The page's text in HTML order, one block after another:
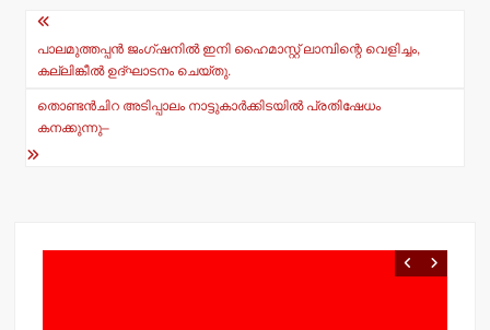
p
p
o
o
Post
navigation
പാലമുത്തപ്പന്‍ ജംഗ്ഷനില്‍ ഇനി ഹൈമാസ്റ്റ് ലാമ്പിന്റെ വെളിച്ചം,
കല്ലിങ്കീല്‍ ഉദ്ഘാടനം ചെയ്തു.
തൊണ്ടന്‍ചിറ അടിപ്പാലം നാട്ടുകാര്‍ക്കിടയില്‍ പ്രതിഷേധം
കനക്കുന്നു–